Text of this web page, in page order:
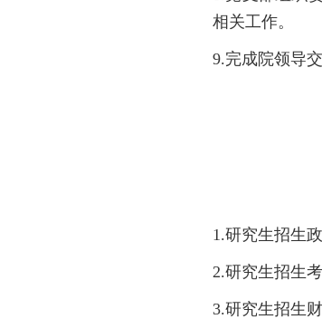
相关工作。
9.完成院领导
1.研究生招生
2.研究生招生
3.研究生招生